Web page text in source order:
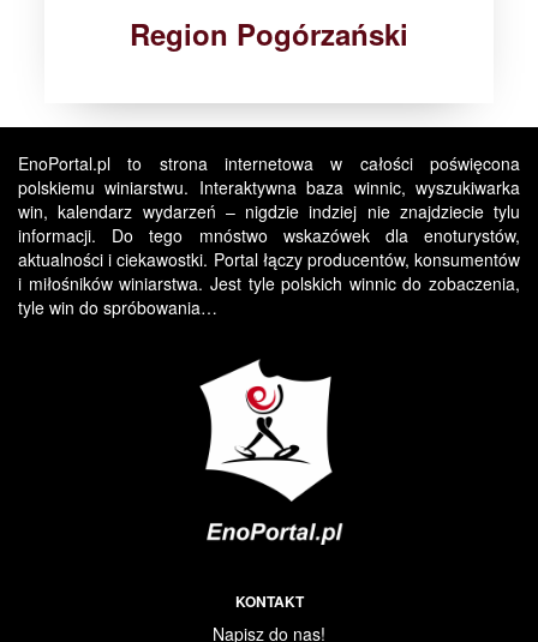
Region Pogórzański
EnoPortal.pl to strona internetowa w całości poświęcona
polskiemu winiarstwu. Interaktywna baza winnic, wyszukiwarka
win, kalendarz wydarzeń – nigdzie indziej nie znajdziecie tylu
informacji. Do tego mnóstwo wskazówek dla enoturystów,
aktualności i ciekawostki. Portal łączy producentów, konsumentów
i miłośników winiarstwa. Jest tyle polskich winnic do zobaczenia,
tyle win do spróbowania…
KONTAKT
Napisz do nas!